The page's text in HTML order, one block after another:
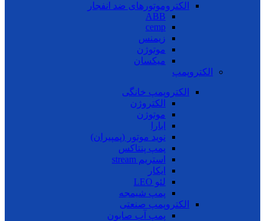
الکتروموتورهای ضد انفجار
ABB
cemp
زیمنس
موتوژن
میکسان
الکتروپمپ
الکتروپمپ خانگی
الکتروژن
موتوژن
ابارا
نوید موتور (پمپیران)
پمپ پنتاکس
استریم stream
ایکار
لئو LEO
پمپ شیمجه
الکتروپمپ صنعتی
پمپ آب صابون